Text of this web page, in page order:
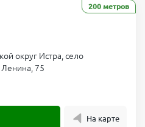
200 метров
округ Истра, село
75
На карте